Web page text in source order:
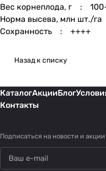
Вес корнеплода, г :
Норма высева, млн шт./
Сохранность : ++++
Назад к списку
КаталогАкцииБлог
Контакты
Подписаться на новости и акции